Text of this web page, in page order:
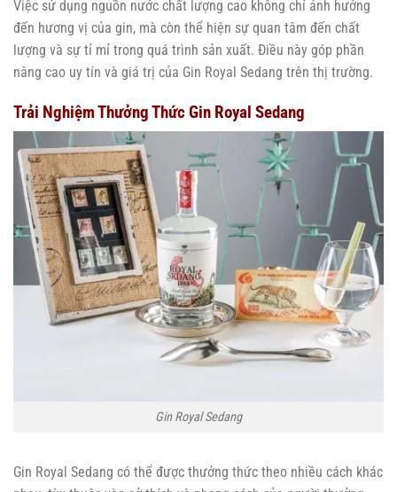
Việc sử dụng nguồn nước chất lượng cao không chỉ ảnh hưởng
đến hương vị của gin, mà còn thể hiện sự quan tâm đến chất
lượng và sự tỉ mỉ trong quá trình sản xuất. Điều này góp phần
nâng cao uy tín và giá trị của Gin Royal Sedang trên thị trường.
Trải Nghiệm Thưởng Thức Gin Royal Sedang
Gin Royal Sedang
Gin Royal Sedang có thể được thưởng thức theo nhiều cách khác